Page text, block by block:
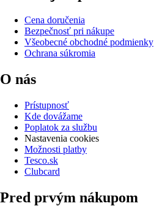
Cena doručenia
Bezpečnosť pri nákupe
Všeobecné obchodné podmienky
Ochrana súkromia
O nás
Prístupnosť
Kde dovážame
Poplatok za službu
Nastavenia cookies
Možnosti platby
Tesco.sk
Clubcard
Pred prvým nákupom